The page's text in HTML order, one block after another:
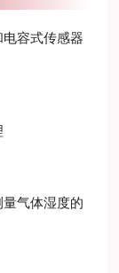
容式传感器
气体湿度的